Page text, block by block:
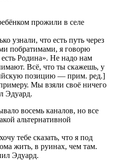
прожили в селе
узнали, что есть путь через
побратимами, я говорю
Родина». Не надо нам
Всё, что ты скажешь, у
позицию — прим. ред.]
Мы взяли своё ничего
Эдуард.
восемь каналов, но все
альтернативной
тебе сказать, что я под
жить, в руинах, чем там.
Эдуард.